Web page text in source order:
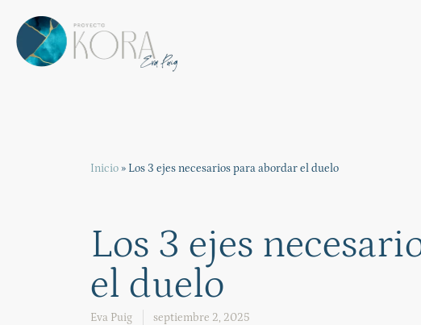
Inicio» Los 3 ejes necesarios para abordar el duelo
Los 3 ejes
el duelo
Eva Puig septiembre 2, 2025